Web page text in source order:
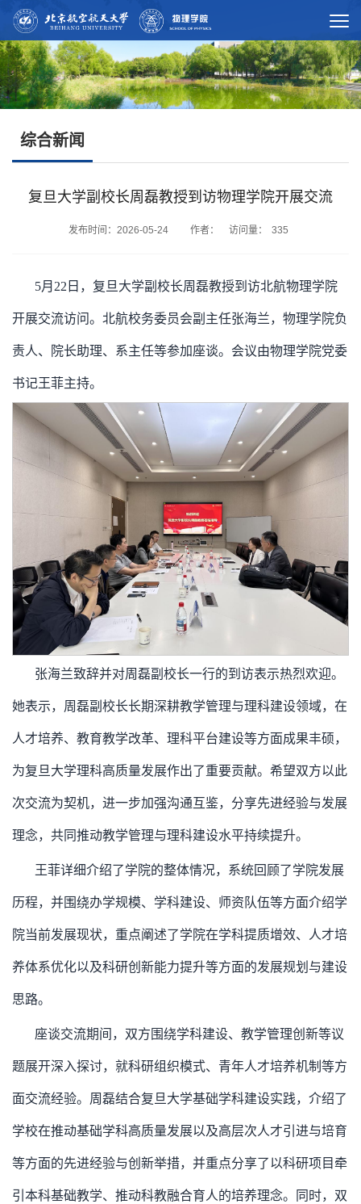
综合新闻
复旦大学副校长周磊教授到访物理学院开展交流
发布时间：2026-05-24 作者： 访问量： 335
5月22日，复旦大学副校长周磊教授到访北航物理学院
开展交流访问。北航校务委员会副主任张海兰，物理学院负
责人、院长助理、系主任等参加座谈。会议由物理学院党委
书记王菲主持。
张海兰致辞并对周磊副校长一行的到访表示热烈欢迎。
她表示，周磊副校长长期深耕教学管理与理科建设领域，在
人才培养、教育教学改革、理科平台建设等方面成果丰硕，
为复旦大学理科高质量发展作出了重要贡献。希望双方以此
次交流为契机，进一步加强沟通互鉴，分享先进经验与发展
理念，共同推动教学管理与理科建设水平持续提升。
王菲详细介绍了学院的整体情况，系统回顾了学院发展
历程，并围绕办学规模、学科建设、师资队伍等方面介绍学
院当前发展现状，重点阐述了学院在学科提质增效、人才培
养体系优化以及科研创新能力提升等方面的发展规划与建设
思路。
座谈交流期间，双方围绕学科建设、教学管理创新等议
题展开深入探讨，就科研组织模式、青年人才培养机制等方
面交流经验。周磊结合复旦大学基础学科建设实践，介绍了
学校在推动基础学科高质量发展以及高层次人才引进与培育
等方面的先进经验与创新举措，并重点分享了以科研项目牵
引本科基础教学、推动科教融合育人的培养理念。同时，双